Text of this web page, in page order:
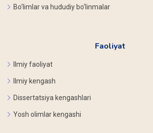
Bo‘limlar va hududiy bo‘linmalar
Faoliyat
Ilmiy faoliyat
Ilmiy kengash
Dissertatsiya kengashlari
Yosh olimlar kengashi